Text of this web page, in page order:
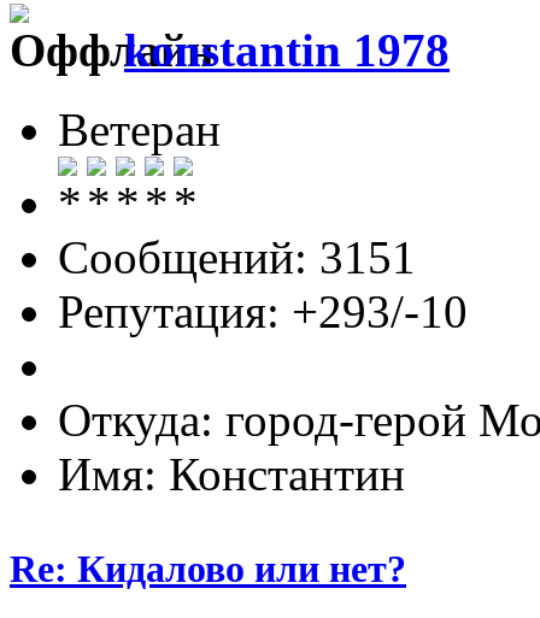
konstantin 1978
Ветеран
Сообщений: 3151
Репутация: +293/-10
Откуда: город-герой
Имя: Константин
Re: Кидалово или нет?